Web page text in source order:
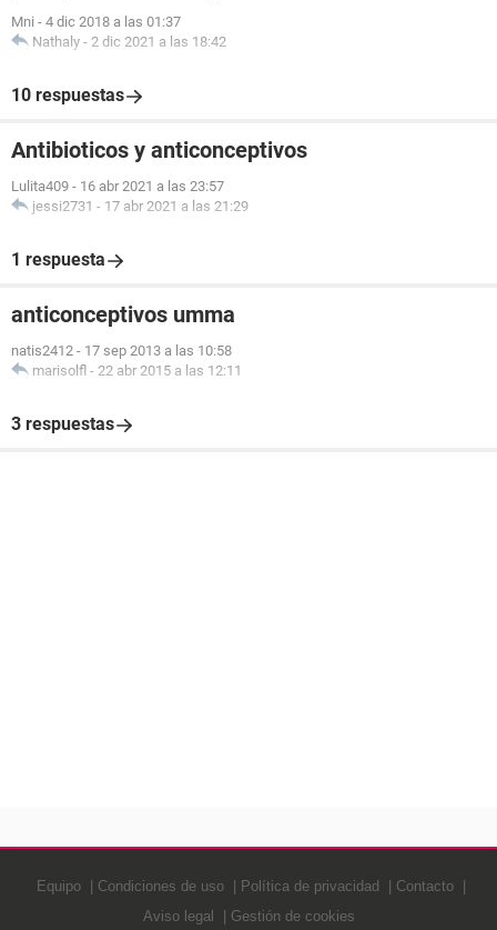
Mni - 4 dic 2018 a las 01:37
Nathaly - 2 dic 2021 a las 18:42
10 respuestas
Antibioticos y anticonceptivos
Lulita409 - 16 abr 2021 a las 23:57
jessi2731 - 17 abr 2021 a las 21:29
1 respuesta
anticonceptivos umma
natis2412 - 17 sep 2013 a las 10:58
marisolfl - 22 abr 2015 a las 12:11
3 respuestas
Equipo Condiciones de uso Política de privacidad
Contacto
Aviso legal
Gestión de cookies